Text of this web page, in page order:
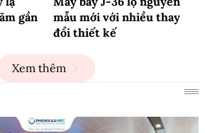
gần
mẫu mới với nhiều thay
đổi thiết kế
Xem thêm